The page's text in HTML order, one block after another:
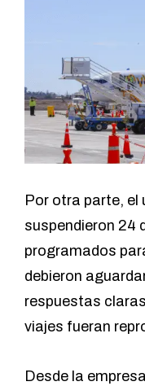
Por otra parte,
suspendieron 24
programados
debieron
respuestas
viajes fueran
Desde la